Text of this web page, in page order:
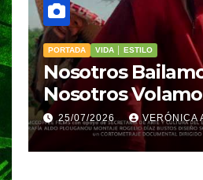
PORTADA VIDA │ ESTILO
Nosotros
Nosotros
GIFF
25/07/2026 VERÓNICA